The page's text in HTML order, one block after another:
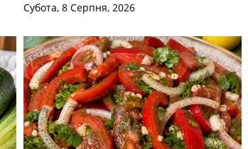
Субота, 8 Серпня, 2026